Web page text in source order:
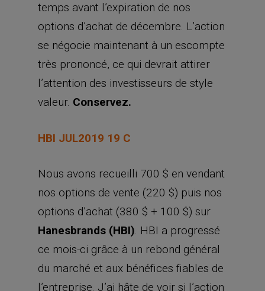
temps avant l’expiration de nos
options d’achat de décembre. L’action
se négocie maintenant à un escompte
très prononcé, ce qui devrait attirer
l’attention des investisseurs de style
valeur. Conservez.
HBI JUL2019 19 C
Nous avons recueilli 700 $ en vendant
nos options de vente (220 $) puis nos
options d’achat (380 $ + 100 $) sur
Hanesbrands (HBI). HBI a progressé
ce mois-ci grâce à un rebond général
du marché et aux bénéfices fiables de
l’entreprise. J’ai hâte de voir si l’action